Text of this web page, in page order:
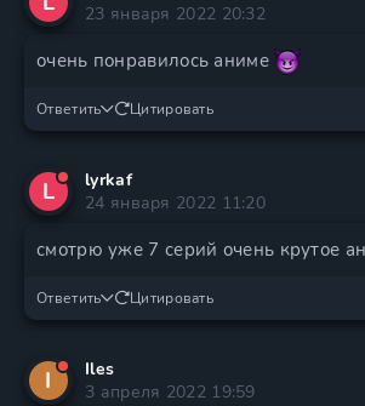
23 января 2022 20:32
очень понравилось аниме
Ответить Цитировать
L
lyrkaf
24 января 2022 11:20
смотрю уже 7 серий очень крутое
Ответить Цитировать
I
Iles
3 апреля 2022 19:59